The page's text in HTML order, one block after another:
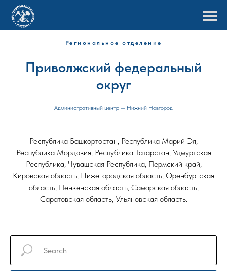
Региональное отделение
Приволжский федеральный
округ
Административный центр — Нижний Новгород
Республика Башкортостан, Республика Марий Эл,
Республика Мордовия, Республика Татарстан, Удмуртская
Республика, Чувашская Республика, Пермский край,
Кировская область, Нижегородская область, Оренбургская
область, Пензенская область, Самарская область,
Саратовская область, Ульяновская область.